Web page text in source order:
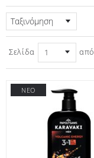
Ταξινόμηση
Σελίδα από
ΝΕΟ